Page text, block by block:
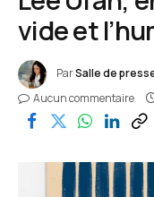
vide et
ParSalle de
Aucun commentaire